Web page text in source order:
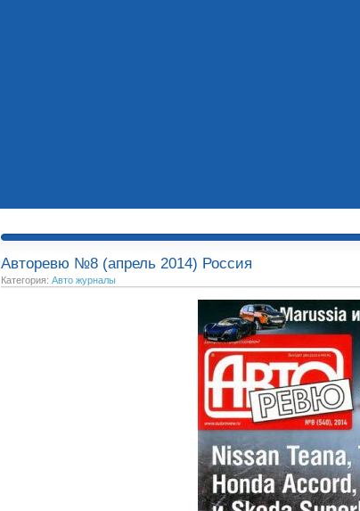
Авторевю №8 (апрель 2014) Россия
Категория: Авто журналы